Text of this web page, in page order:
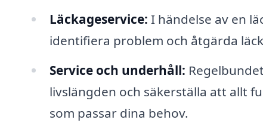
Läckageservice: I händelse av en
identifiera problem och åtgärda
Service och underhåll:
livslängden och säkerställa att allt
som passar dina behov.